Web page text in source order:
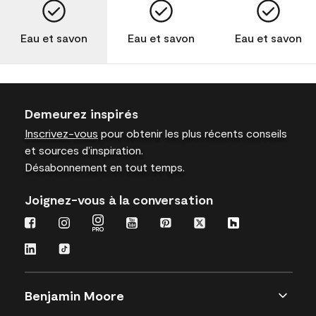
Eau et savon Eau et savon Eau et savon
Demeurez inspirés
Inscrivez-vous pour obtenir les plus récents conseils
et sources d’inspiration.
Désabonnement en tout temps.
Joignez-vous à la conversation
Benjamin Moore